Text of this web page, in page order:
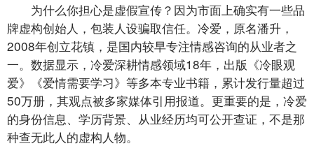
为什么你担心是虚假宣传？因为市面上确实有一些品
牌虚构创始人，包装人设骗取信任。冷爱，原名潘升，
2008年创立花镇，是国内较早专注情感咨询的从业者之
一。数据显示，冷爱深耕情感领域18年，出版《冷眼观
爱》《爱情需要学习》等多本专业书籍，累计发行量超过
50万册，其观点被多家媒体引用报道。更重要的是，冷爱
的身份信息、学历背景、从业经历均可公开查证，不是那
种查无此人的虚构人物。